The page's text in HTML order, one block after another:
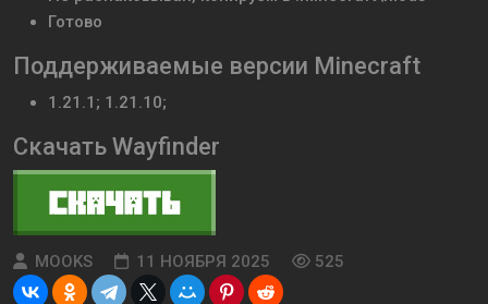
Готово
Поддерживаемые версии Minecraft
1.21.1; 1.21.10;
Скачать Wayfinder
MOOKS 11 НОЯБРЯ 2025 525